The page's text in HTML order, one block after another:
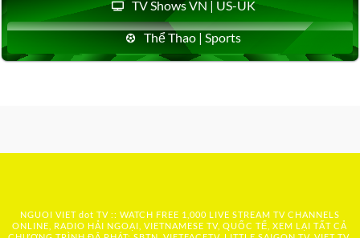
TV Shows VN | US-UK
Thể Thao | Sports
NGUOI VIET dot TV :: WATCH FREE 1,000 LIVE STREAM TV CHANNELS
ONLINE, RADIO HẢI NGOẠI, VIETNAMESE TV, QUỐC TẾ, XEM LẠI TẤT CẢ